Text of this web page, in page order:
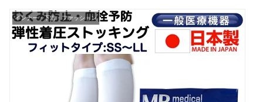
インナー・下着・ファッション